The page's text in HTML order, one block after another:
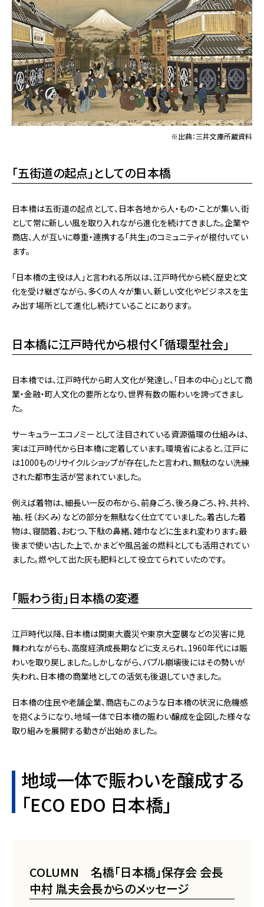
※出典：三井文庫所蔵資料
「五街道の起点」としての日本橋
日本橋は五街道の起点として、日本各地から人・もの・ことが集い、街
として常に新しい風を取り入れながら進化を続けてきました。企業や
商店、人が互いに尊重・連携する「共生」のコミュニティが根付いてい
ます。
「日本橋の主役は人」と言われる所以は、江戸時代から続く歴史と文
化を受け継ぎながら、多くの人々が集い、新しい文化やビジネスを生
み出す場所として進化し続けていることにあります。
日本橋に江戸時代から根付く「循環型社会」
日本橋では、江戸時代から町人文化が発達し、「日本の中心」として商
業・金融・町人文化の要所となり、世界有数の賑わいを誇ってきまし
た。
サーキュラーエコノミーとして注目されている資源循環の仕組みは、
実は江戸時代から日本橋に定着しています。環境省によると、江戸に
は1000ものリサイクルショップが存在したと言われ、無駄のない洗練
された都市生活が営まれていました。
例えば着物は、細長い一反の布から、前身ごろ、後ろ身ごろ、衿、共衿、
袖、衽（おくみ）などの部分を無駄なく仕立てていました。着古した着
物は、寝間着、おむつ、下駄の鼻緒、雑巾などに生まれ変わります。最
後まで使い古した上で、かまどや風呂釜の燃料としても活用されてい
ました。燃やして出た灰も肥料として役立てられていたのです。
「賑わう街」日本橋の変遷
江戸時代以降、日本橋は関東大震災や東京大空襲などの災害に見
舞われながらも、高度経済成長期などに支えられ、1960年代には賑
わいを取り戻しました。しかしながら、バブル崩壊後にはその勢いが
失われ、日本橋の商業地としての活気も後退していきました。
日本橋の住民や老舗企業、商店もこのような日本橋の状況に危機感
を抱くようになり、地域一体で日本橋の賑わい醸成を企図した様々な
取り組みを展開する動きが出始めました。
地域一体で賑わいを醸成する
「ECO EDO 日本橋」
COLUMN 名橋「日本橋」保存会 会長
中村 胤夫会長からのメッセージ